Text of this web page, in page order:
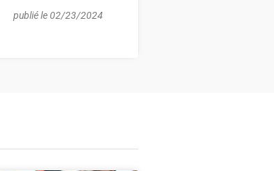
publié le 02/23/2024